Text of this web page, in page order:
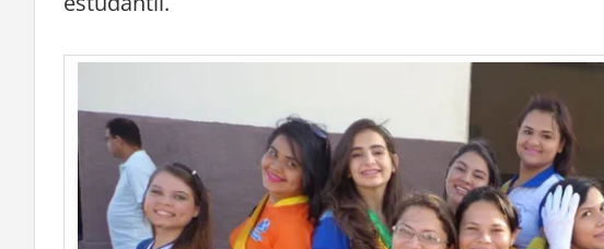
estudantil.